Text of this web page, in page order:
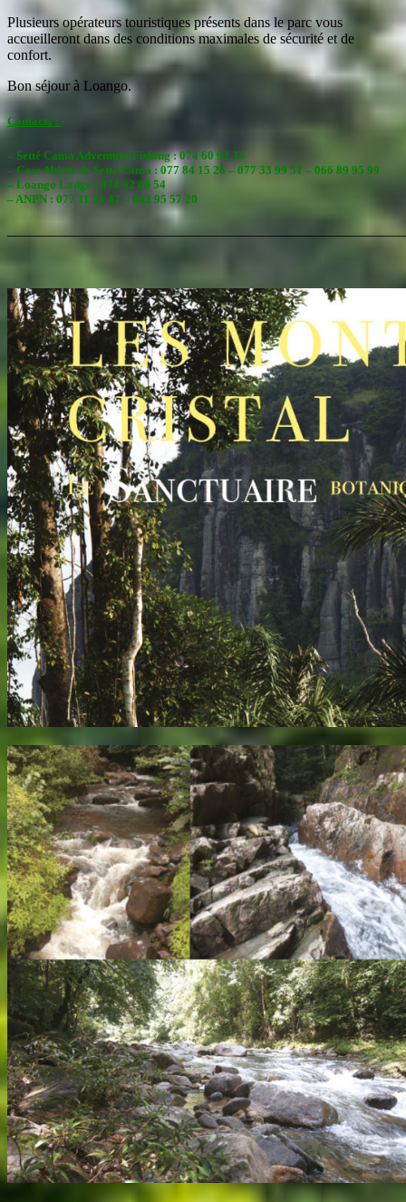
Plusieurs opérateurs touristiques présents dans le parc vous
accueilleront dans des conditions maximales de sécurité et de
confort.
Bon séjour à Loango.
Contacts :
– Setté Cama Adventure Fishing : 074 60 92 33
– Case Abietu de Setté Cama : 077 84 15 26 – 077 33 99 51 – 066 89 95 99
– Loango Lodge : 074 92 00 54
– ANPN : 077 11 51 47 – 062 95 57 20